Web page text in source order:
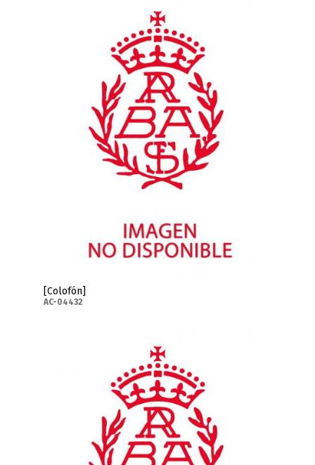
[Colofón]
AC-04432